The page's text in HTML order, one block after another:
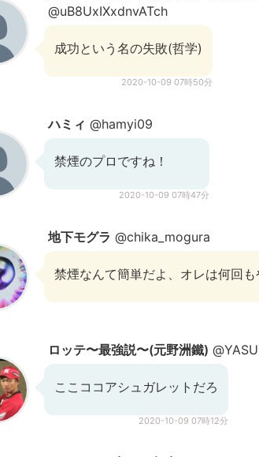
@uB8UxIXxdnvATch
成功という名の失敗(哲学)
2020-10-09 07時50分
ハミィ @hamyi09
禁煙のプロですね！
2020-10-09 07時47分
地下モグラ @chika_mogura
禁煙なんて簡単だよ、オレは何回
ロッテ〜最強説〜(元野洲鐵)
ここココアシュガレットだろ
2020-10-09 07時12分